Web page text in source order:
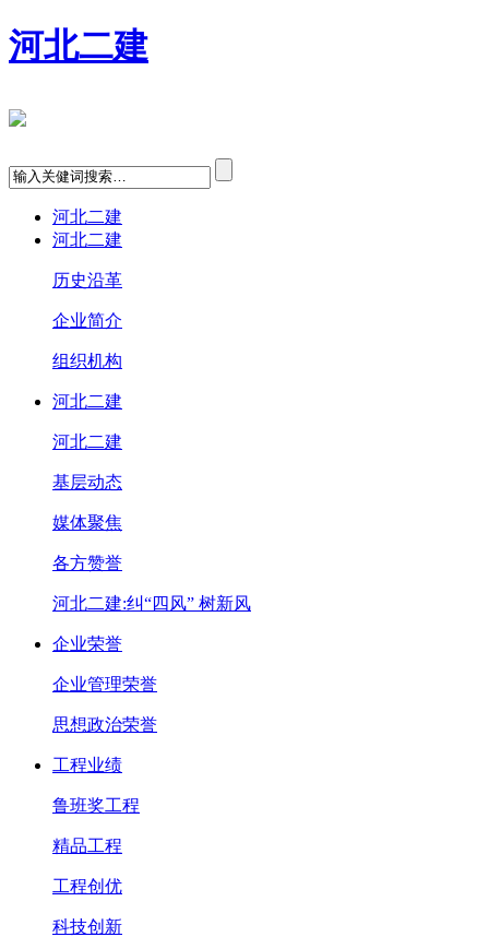
河北二建
河北二建
河北二建
历史沿革
企业简介
组织机构
河北二建
河北二建
基层动态
媒体聚焦
各方赞誉
河北二建:纠“四风” 树新风
企业荣誉
企业管理荣誉
思想政治荣誉
工程业绩
鲁班奖工程
精品工程
工程创优
科技创新